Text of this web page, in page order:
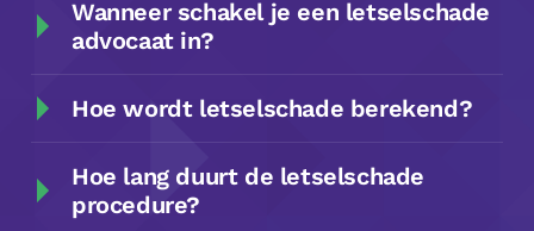
Wanneer schakel je een letselschade
advocaat in?
Hoe wordt letselschade berekend?
Hoe lang duurt de letselschade
procedure?